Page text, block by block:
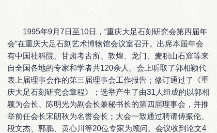
1995年9月7日至10日，“重庆大足石刻研究会第四届年
会”在重庆大足石刻艺术博物馆会议室召开。出席本届年会
有中国社科院、甘肃考古所、敦煌、龙门、麦积山石窟等来
自全国各地的专家和学者共120余人。会上听取了郭相颖代
表上届理事会作的第三届理事会工作报告；修订通过了《重
庆大足石刻研究会章程》；选举产生了由31人组成的以郭相
颖为会长、陈明光为副会长兼秘书长的第四届理事会，并推
举前任会长宋朗秋为名誉会长；大会一致通过聘请傅振伦、
段文杰、郭鹏、黄心川等20位专家为顾问。会议收到论文4